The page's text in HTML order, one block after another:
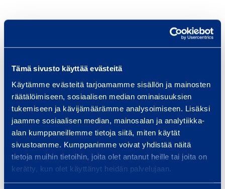
Tämä sivusto käyttää evästeitä
Käytämme evästeitä tarjoamamme sisällön ja mainosten
räätälöimiseen, sosiaalisen median ominaisuuksien
tukemiseen ja kävijämäärämme analysoimiseen. Lisäksi
jaamme sosiaalisen median, mainosalan ja analytiikka-
alan kumppaneillemme tietoja siitä, miten käytät
sivustoamme. Kumppanimme voivat yhdistää näitä
tietoja muihin tietoihin, joita olet antanut heille tai joita on
kerätty, kun olet käyttänyt heidän palvelujaan.
p
e
B
e
n
d
e
r
e
n
i
n
g
a
n
Bending and Back
Former 12 mm R45